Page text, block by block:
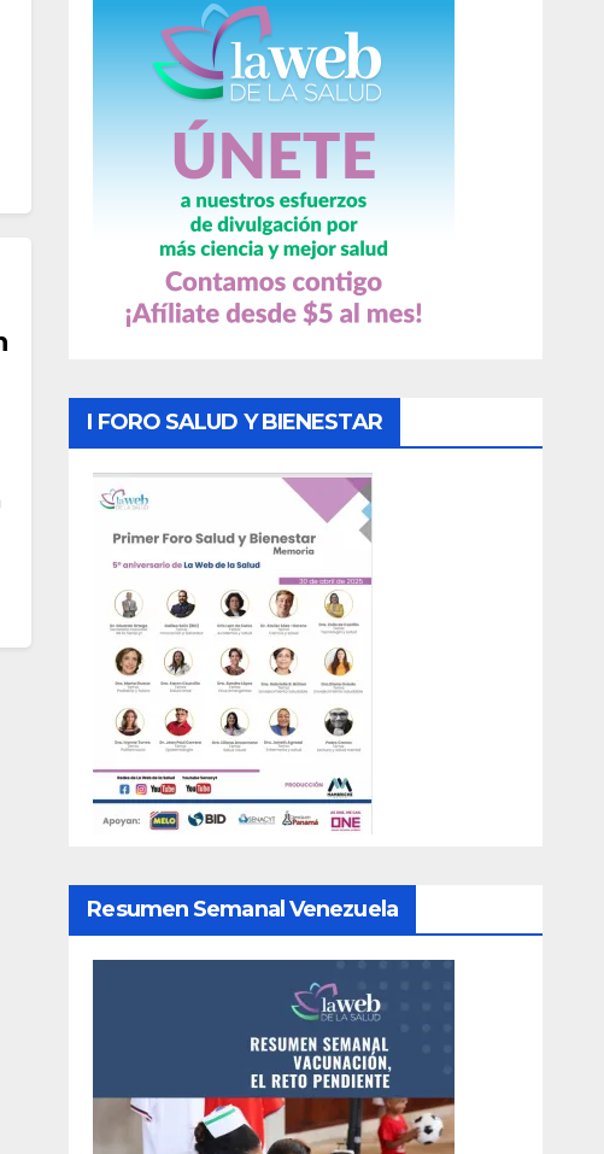
I FORO SALUD Y BIENESTAR
Resumen Semanal Venezuela